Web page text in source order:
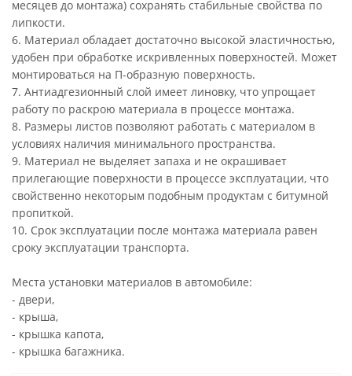
месяцев до монтажа) сохранять стабильные свойства по
липкости.
6. Материал обладает достаточно высокой эластичностью,
удобен при обработке искривленных поверхностей. Может
монтироваться на П-образную поверхность.
7. Антиадгезионный слой имеет линовку, что упрощает
работу по раскрою материала в процессе монтажа.
8. Размеры листов позволяют работать с материалом в
условиях наличия минимального пространства.
9. Материал не выделяет запаха и не окрашивает
прилегающие поверхности в процессе эксплуатации, что
свойственно некоторым подобным продуктам с битумной
пропиткой.
10. Срок эксплуатации после монтажа материала равен
сроку эксплуатации транспорта.
Места установки материалов в автомобиле:
- двери,
- крыша,
- крышка капота,
- крышка багажника.